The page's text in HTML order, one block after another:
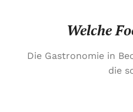
Welche
Die Gastronomie in
die